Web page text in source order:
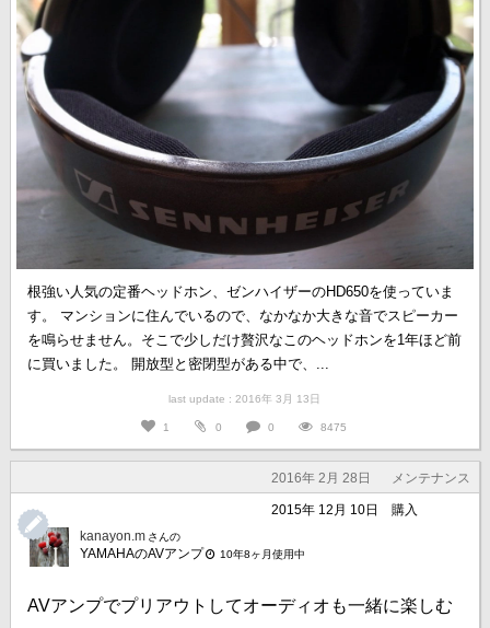
根強い人気の定番ヘッドホン、ゼンハイザーのHD650を使っていま
す。 マンションに住んでいるので、なかなか大きな音でスピーカー
を鳴らせません。そこで少しだけ贅沢なこのヘッドホンを1年ほど前
に買いました。 開放型と密閉型がある中で、...
last update : 2016年 3月 13日
1 0 0 8475
2016年 2月 28日 メンテナンス
2015年 12月 10日
購入
kanayon.m さんの
YAMAHAのAVアンプ 10年8ヶ月使用中
AVアンプでプリアウトしてオーディオも一緒に楽しむ